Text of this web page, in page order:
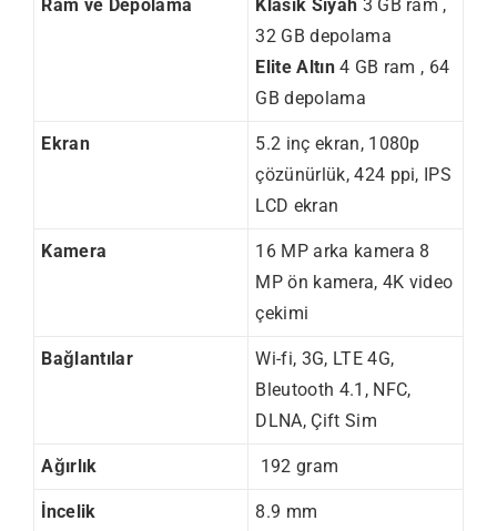
Ram ve Depolama Klasik Siyah 3 GB ram ,
32 GB depolama
Elite Altın4 GB ram , 64
GB depolama
Ekran
5.2 inç ekran, 1080p
çözünürlük, 424 ppi, IPS
LCD ekran
Kamera
16 MP arka kamera 8
MP ön kamera, 4K video
çekimi
Bağlantılar
Wi-fi, 3G, LTE 4G,
Bleutooth 4.1, NFC,
DLNA, Çift Sim
Ağırlık 192 gram
İncelik 8.9 mm